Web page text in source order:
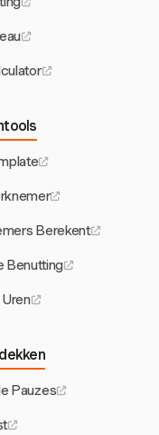
Berekent
Benutting
Pauzes